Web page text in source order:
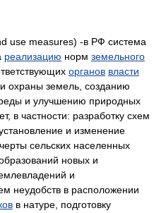
use measures) -в РФ система
реализацию норм земельного
органов власти
охраны земель, созданию
и улучшению природных
в частности: разработку схем
и изменение
сельских населенных
новых и
и
неудобств в расположении
в натуре, подготовку